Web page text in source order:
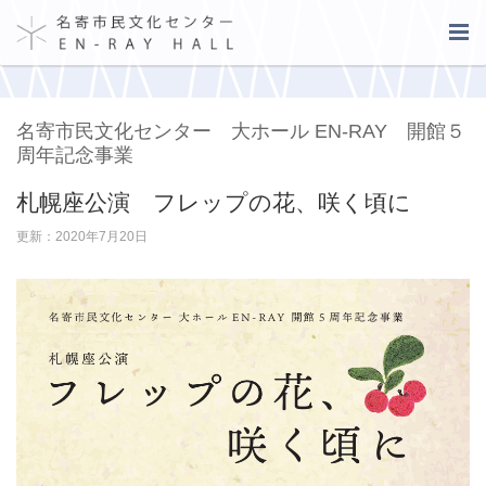
名寄市民文化センター 大ホール EN-RAY 開館５
周年記念事業
札幌座公演 フレップの花、咲く頃に
更新：2020年7月20日